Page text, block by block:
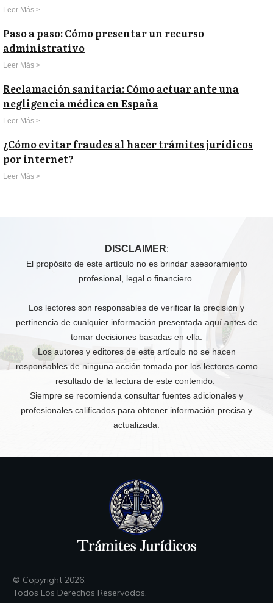
Leer Más >
Paso a paso: Cómo presentar un recurso
administrativo
Leer Más >
Reclamación sanitaria: Cómo actuar ante una
negligencia médica en España
Leer Más >
¿Cómo evitar fraudes al hacer trámites jurídicos
por internet?
Leer Más >
DISCLAIMER:
El propósito de este artículo no es brindar asesoramiento
profesional, legal o financiero.
Los lectores son responsables de verificar la precisión y
pertinencia de cualquier información presentada aquí antes de
tomar decisiones basadas en ella.
Los autores y editores de este artículo no se hacen
responsables de ninguna acción tomada por los lectores como
resultado de la lectura de este contenido.
Siempre se recomienda consultar fuentes adicionales y
profesionales calificados para obtener información precisa y
actualizada.
© Copyright 2026.
Todos Los Derechos Reservados.